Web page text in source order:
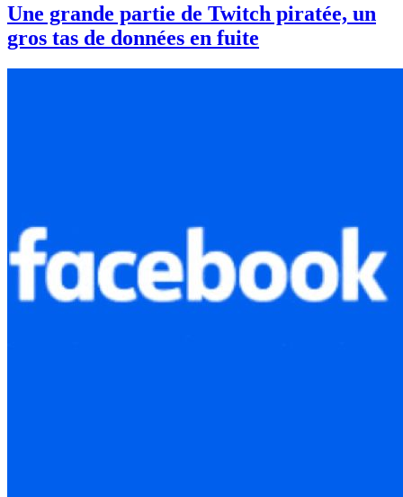
Une grande partie de Twitch piratée, un
gros tas de données en fuite